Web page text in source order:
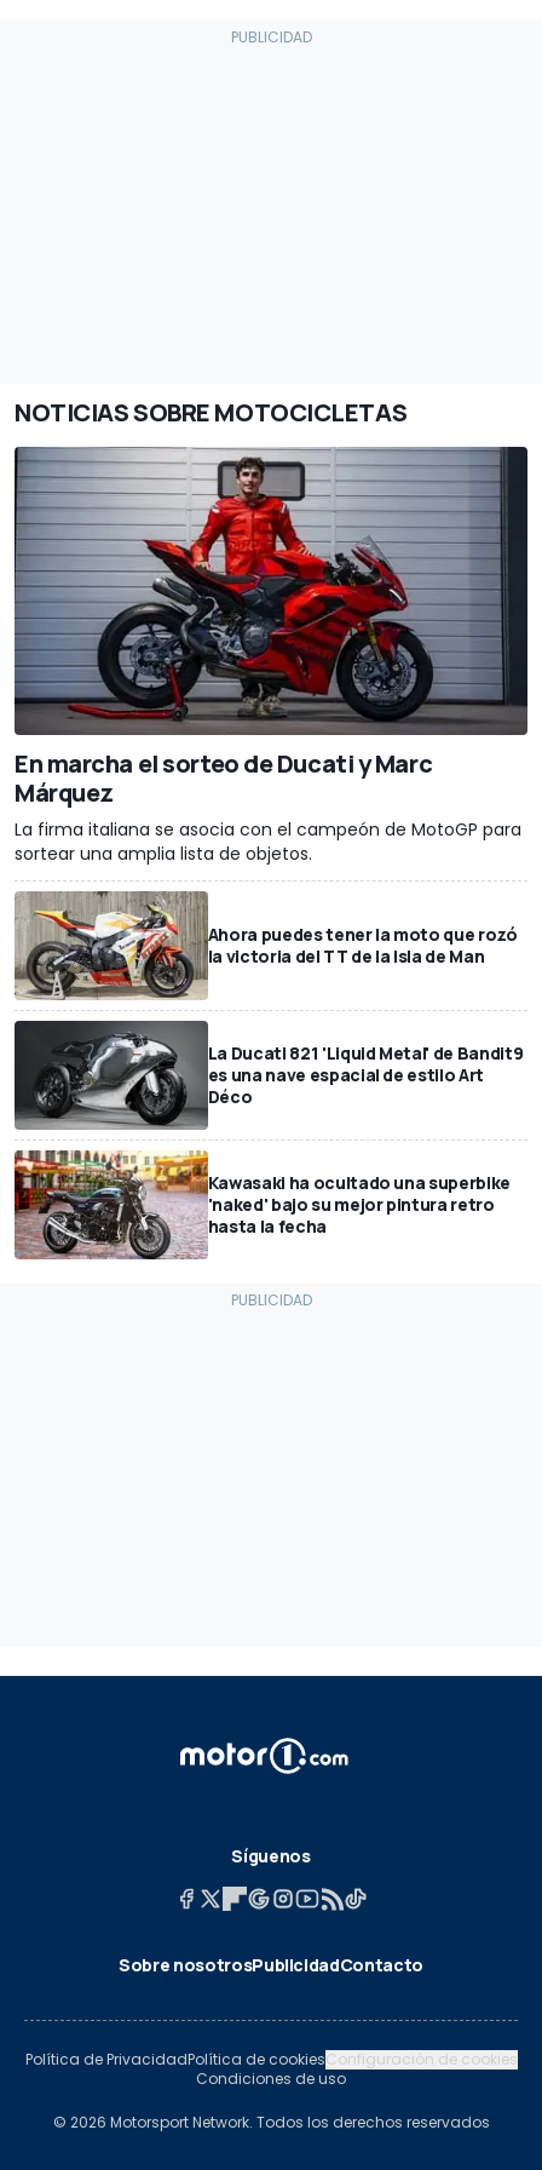
NOTICIAS SOBRE MOTOCICLETAS
En marcha el sorteo de Ducati y Marc
Márquez
La firma italiana se asocia con el campeón de MotoGP para
sortear una amplia lista de objetos.
Ahora puedes tener la moto que rozó
la victoria del TT de la Isla de Man
La Ducati 821 'Liquid Metal' de Bandit9
es una nave espacial de estilo Art
Déco
Kawasaki ha ocultado una superbike
'naked' bajo su mejor pintura retro
hasta la fecha
Síguenos
Sobre nosotrosPublicidadContacto
Política de PrivacidadPolítica de cookiesConfiguración de cookies
Condiciones de uso
© 2026 Motorsport Network. Todos los derechos reservados